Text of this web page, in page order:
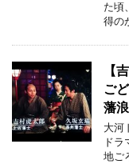
た頃
得の
【
ご
藩
大河
ド
地ご